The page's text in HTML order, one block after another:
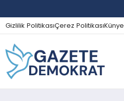
Gizlilik PolitikasıÇerez PolitikasıKünye